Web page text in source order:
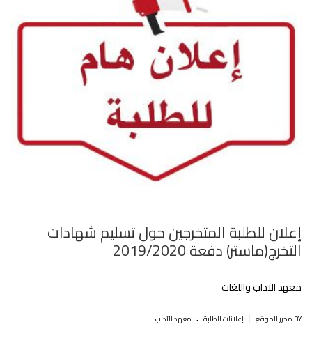
إعلان للطلبة المتخرجين حول تسليم شهادات
التخرج(ماستر) دفعة 2019/2020
معهد الآداب واللغات
BY محرر الموقع إعلانات للطلبة . معهد الآداب